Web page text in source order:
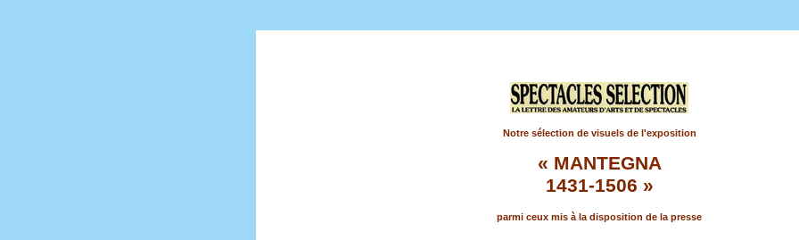
Notre sélection de visuels de l'exposition
« MANTEGNA
1431-1506 »
parmi ceux mis à la disposition de la presse